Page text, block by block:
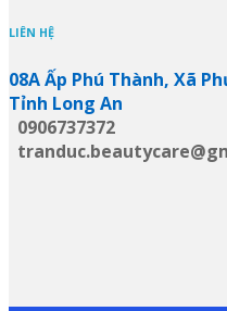
LIÊN HỆ
08A Ấp Phú Thành, Xã
Tỉnh Long An
0906737372